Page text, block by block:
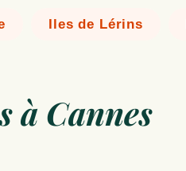
Iles de Lérins
à Cannes